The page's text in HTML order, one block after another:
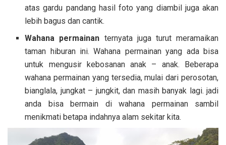
atas gardu pandang hasil foto yang diambil juga akan
lebih bagus dan cantik.
Wahana permainan ternyata juga turut meramaikan
taman hiburan ini. Wahana permainan yang ada bisa
untuk mengusir kebosanan anak – anak. Beberapa
wahana permainan yang tersedia, mulai dari perosotan,
bianglala, jungkat – jungkit, dan masih banyak lagi. jadi
anda bisa bermain di wahana permainan sambil
menikmati betapa indahnya alam sekitar kita.